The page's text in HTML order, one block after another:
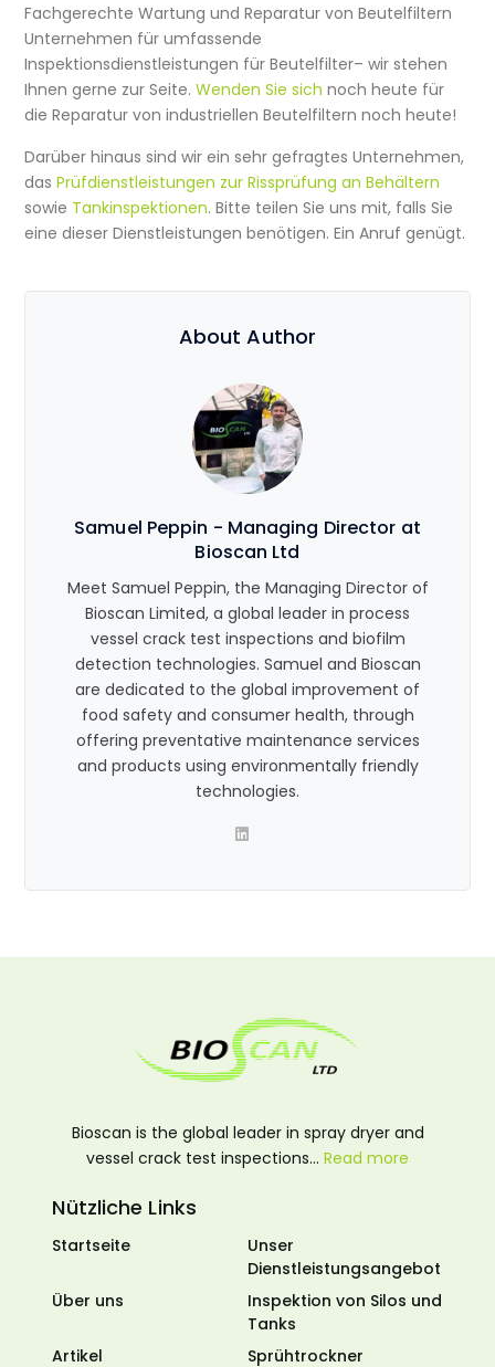
Fachgerechte Wartung und Reparatur von Beutelfiltern
Unternehmen fürumfassende
Inspektionsdienstleistungen für Beutelfilter– wir stehen
Ihnen gerne zur Seite.Wenden Sie sich noch heute für
die Reparatur von industriellen Beutelfiltern noch heute!
Darüber hinaus sind wir ein sehr gefragtes Unternehmen,
dasPrüfdienstleistungen zur Rissprüfung an Behältern
sowie Tankinspektionen. Bitte teilen Sie uns mit, falls Sie
eine dieser Dienstleistungen benötigen. Ein Anruf genügt.
About Author
Samuel Peppin - Managing Director at
Bioscan Ltd
Meet Samuel Peppin, the Managing Director of
Bioscan Limited, a global leader in process
vessel crack test inspections and biofilm
detection technologies. Samuel and Bioscan
are dedicated to the global improvement of
food safety and consumer health, through
offering preventative maintenance services
and products using environmentally friendly
technologies.
Bioscan is the global leader in spray dryer and
vessel crack test inspections… Read more
Nützliche Links
Startseite
Unser
Dienstleistungsangebot
Über uns
Inspektion von Silos und
Tanks
Artikel
Sprühtrockner